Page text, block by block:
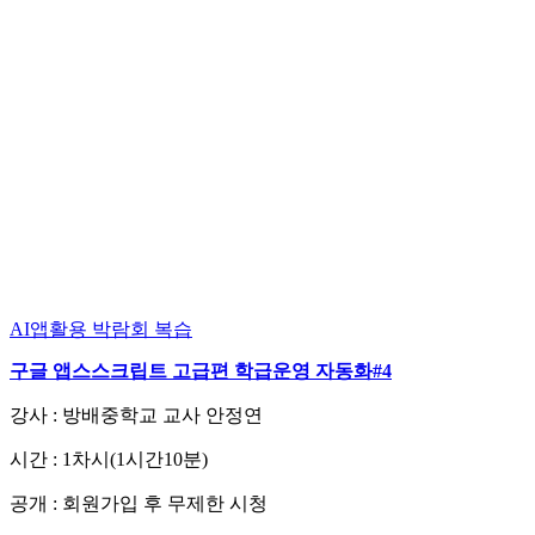
AI앱활용 박람회 복습
구글 앱스스크립트 고급편 학급운영 자동화#4
강사 : 방배중학교 교사 안정연
시간 : 1차시(1시간10분)
공개 : 회원가입 후 무제한 시청